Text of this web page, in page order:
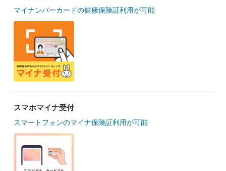
マイナンバーカードの健康保険証利用が可能
スマホマイナ受付
スマートフォンのマイナ保険証利用が可能